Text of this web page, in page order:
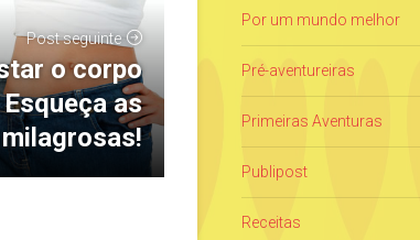
Post seguinte
o corpo
as
Por um mundo melhor
Pré-aventureiras
Primeiras Aventuras
Publipost
Receitas